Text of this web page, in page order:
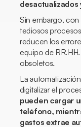
Sin embargo, con
tediosos
reducen los
equipo de
obsoletos.
La
digitalizar el
pueden cargar
teléfono,
gastos extrae